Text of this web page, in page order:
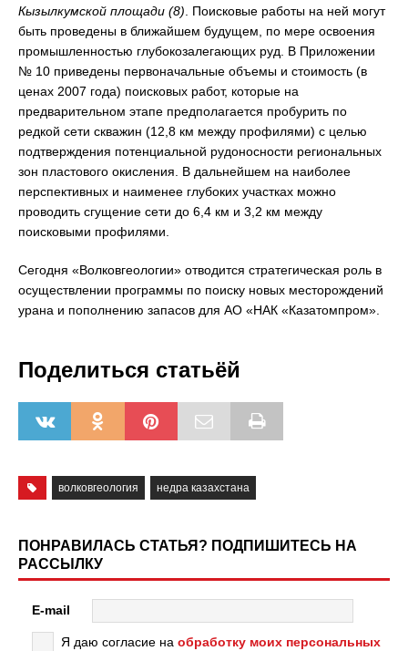
Кызылкумской площади (8). Поисковые работы на ней могут
быть проведены в ближайшем будущем, по мере освоения
промышленностью глубокозалегающих руд. В Приложении
№ 10 приведены первоначальные объемы и стоимость (в
ценах 2007 года) поисковых работ, которые на
предварительном этапе предполагается пробурить по
редкой сети скважин (12,8 км между профилями) с целью
подтверждения потенциальной рудоносности региональных
зон пластового окисления. В дальнейшем на наиболее
перспективных и наименее глубоких участках можно
проводить сгущение сети до 6,4 км и 3,2 км между
поисковыми профилями.
Сегодня «Волковгеологии» отводится стратегическая роль в
осуществлении программы по поиску новых месторождений
урана и пополнению запасов для АО «НАК «Казатомпром».
Поделиться статьёй
волковгеология недра казахстана
ПОНРАВИЛАСЬ СТАТЬЯ? ПОДПИШИТЕСЬ НА
РАССЫЛКУ
E-mail
Я даю согласие на обработку моих персональных